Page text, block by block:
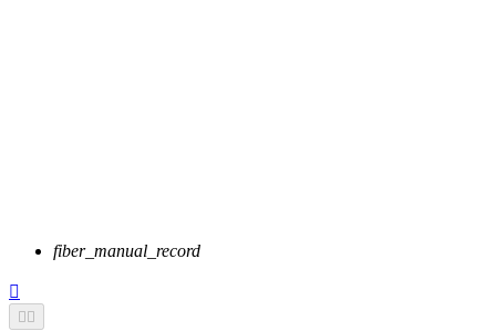
fiber_manual_record

 